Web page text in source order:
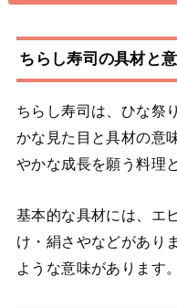
ちらし寿司の具材と
ちらし寿司は、ひな祭
かな見た目と具材の意
やかな成長を願う料理
基本的な具材には、エ
け・絹さやなどがあり
ような意味があります。